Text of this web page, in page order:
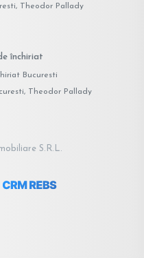
Theodor Pallady
închiriat
Bucuresti
Theodor Pallady
S.R.L.